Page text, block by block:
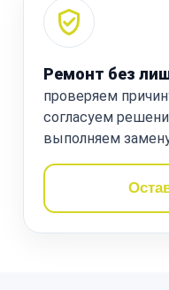
Ремонт без
проверяем
согласуем
выполняем